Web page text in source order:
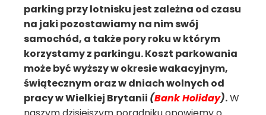
parking przy lotnisku jest zależna od czasu
na jaki pozostawiamy na nim swój
samochód, a także pory roku w którym
korzystamy z parkingu. Koszt parkowania
może być wyższy w okresie wakacyjnym,
świątecznym oraz w dniach wolnych od
pracy w Wielkiej Brytanii (Bank Holiday).W